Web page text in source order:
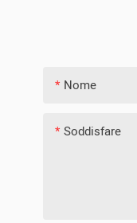
Nome
Soddisfare